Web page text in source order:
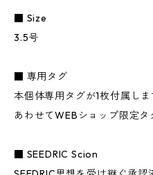
■ Size
3.5号
■ 専用タグ
本個体専用タグが1枚付属しま
あわせてWEBショップ限定タ
■ SEEDRIC Scion